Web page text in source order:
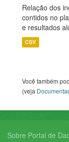
Relação dos
contidos no
e resultados
CSV
Você também
(veja
Sobre Portal de